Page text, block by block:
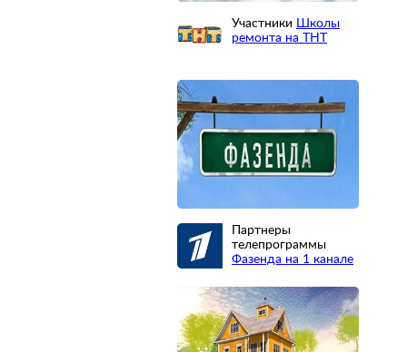
Участники Школы
ремонта на ТНТ
Партнеры
телепрограммы
Фазенда на 1 канале